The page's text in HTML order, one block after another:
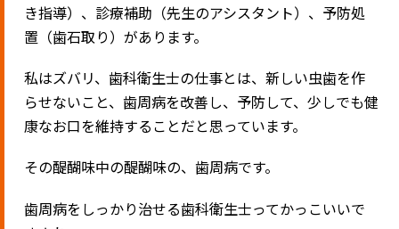
き指導）、診療補助（先生のアシスタント）、予防処
置（歯石取り）があります。
私はズバリ、歯科衛生士の仕事とは、新しい虫歯を作
らせないこと、歯周病を改善し、予防して、少しでも健
康なお口を維持することだと思っています。
その醍醐味中の醍醐味の、歯周病です。
歯周病をしっかり治せる歯科衛生士ってかっこいいで